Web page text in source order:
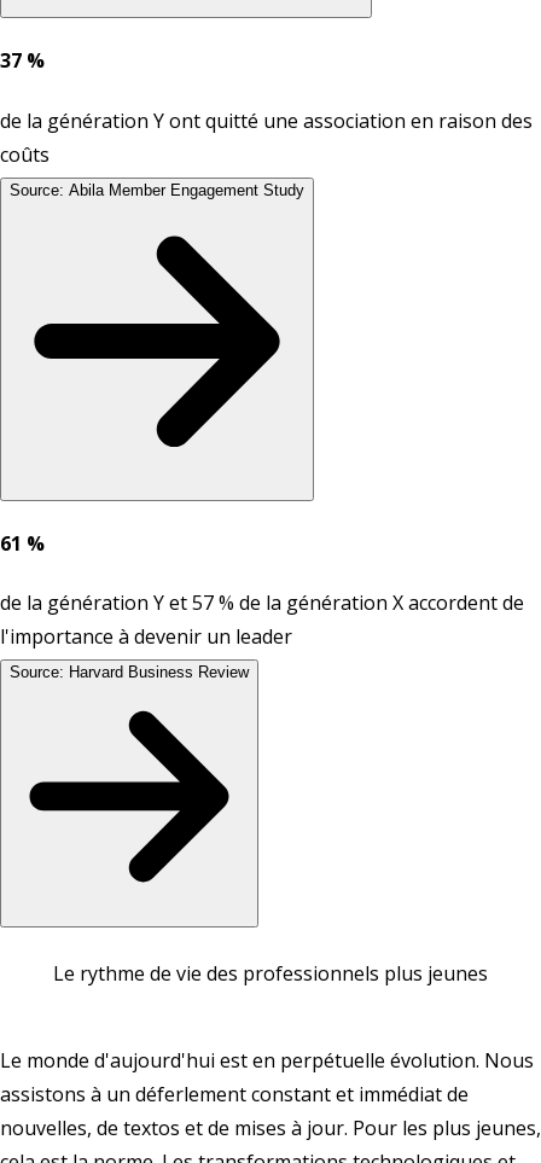
37 %
de la génération Y ont quitté une association en raison des
coûts
Source: Abila Member Engagement Study
61 %
de la génération Y et 57 % de la génération X accordent de
l'importance à devenir un leader
Source: Harvard Business Review
Le rythme de vie des professionnels plus jeunes
Le monde d'aujourd'hui est en perpétuelle évolution. Nous
assistons à un déferlement constant et immédiat de
nouvelles, de textos et de mises à jour. Pour les plus jeunes,